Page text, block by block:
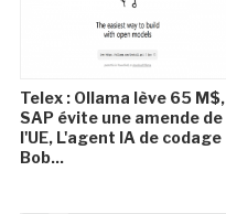
Telex : Ollama lève 65 M$,
SAP évite une amende de
l'UE, L'agent IA de codage
Bob...